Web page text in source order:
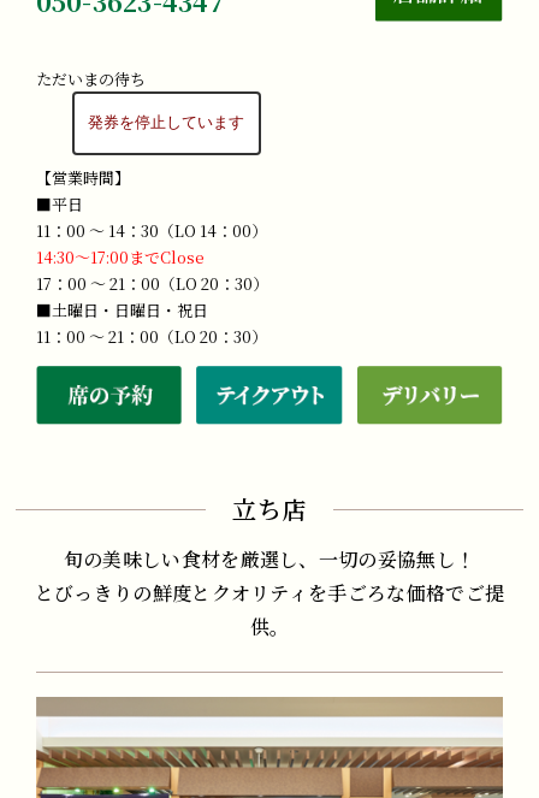
ただいまの待ち
【営業時間】
■平日
11：00 ～ 14：30（LO 14：00）
14:30～17:00までClose
17：00 ～ 21：00（LO 20：30）
■土曜日・日曜日・祝日
11：00 ～ 21：00（LO 20：30）
立ち店
旬の美味しい食材を厳選し、一切の妥協無し！
とびっきりの鮮度とクオリティを手ごろな価格でご提
供。